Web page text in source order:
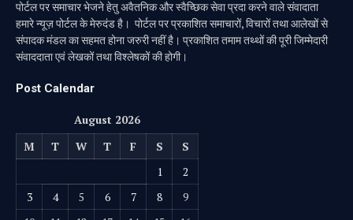
पोर्टल पर समाचार भेजने हेतु अवैतनिक और स्वैच्छिक सेवा प्रदा करने वाले संवादाता
हमारे न्यूज़ पोर्टल के मेरुदंड है। पोर्टल पर प्रकाशित समाचारों, विचारों तथा आलेखों से
संपादक मंडल का सहमत होना जरुरी नहीं है। प्रकाशित तमाम तथ्थों की पूरी जिम्मेदारी
संवाददाता एवं लेखकों तथा विश्लेषकों की होगी।
Post Calendar
August 2026
M
T W T F S
S
1
2
3
4 5 6 7 8
9